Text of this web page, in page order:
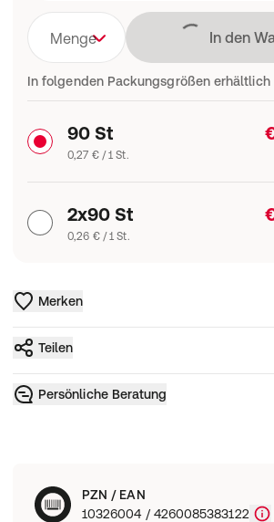
Menge LädtIn den
In folgenden Packungsgrößen erhältlich
90 St
0,27 € / 1 St.
2x90 St
0,26 € / 1 St.
Merken
Teilen
Persönliche Beratung
PZN / EAN
10326004 / 4260085383122